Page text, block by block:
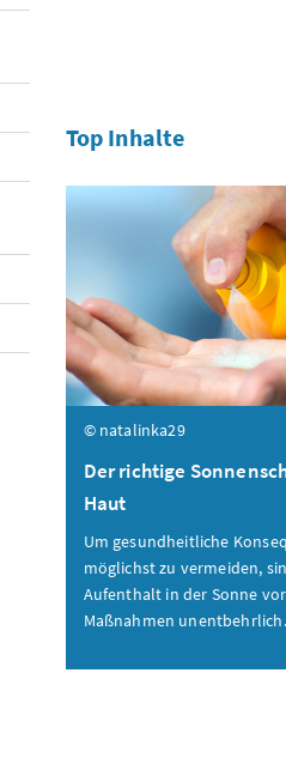
Top Inhalte
© natalinka29
Der richtige
Haut
Um gesundheitliche
möglichst zu vermeiden,
Aufenthalt in der Sonne
Maßnahmen unentbehrlich.